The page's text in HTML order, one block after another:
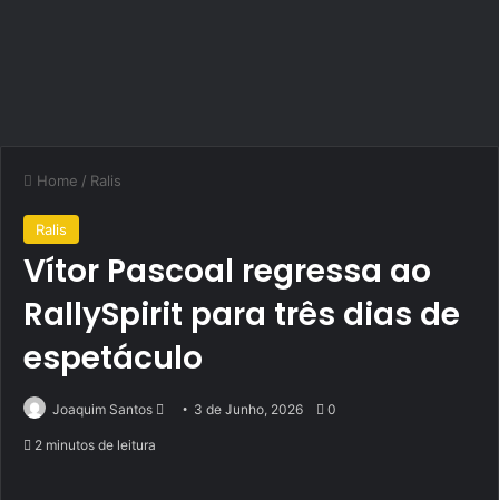
Home / Ralis
Ralis
Vítor Pascoal regressa ao
RallySpirit para três dias de
espetáculo
Joaquim Santos
Send 3 de Junho, 2026 0
2 minutos de leitura